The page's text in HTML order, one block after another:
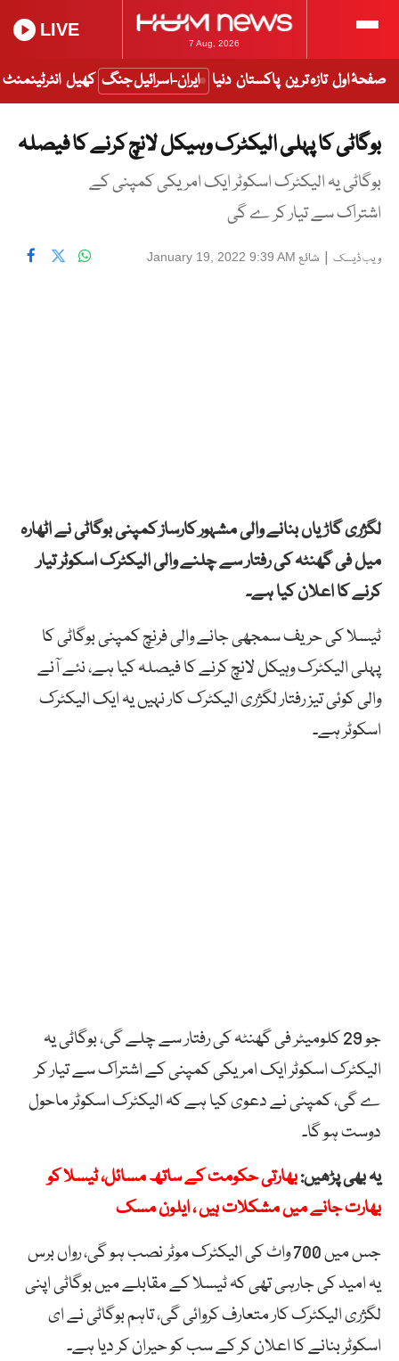
7 Aug, 2026
LIVE
صفحۂ اول تازہ ترین پاکستان دنیا ایران-اسرائیل جنگ کھیل انٹرٹینمنٹ
بوگاٹی کا پہلی الیکٹرک وہیکل لانچ کرنے کا فیصلہ
بوگاٹی یہ الیکٹرک اسکوٹر ایک امریکی کمپنی کے
اشتراک سے تیار کر ے گی
ویب ڈیسک | شائع January 19, 2022 9:39 AM
لگژریگاڑیاںبنانےوالیمشہورکارسازکمپنیبوگاٹینےاٹھارہ
میلفیگھنٹہکیرفتارسےچلنےوالیالیکٹرکاسکوٹرتیار
کرنےکااعلانکیاہے۔
ٹیسلاکیحریفسمجھیجانےوالیفرنچکمپنیبوگاٹیکا
پہلیالیکٹرکوہیکللانچکرنےکافیصلہ کیا ہے،نئےآنے
والیکوئیتیزرفتارلگژریالیکٹرککارنہیںیہایکالیکٹرک
اسکوٹرہے۔
جو کلومیٹرفیگھنٹہکیرفتارسےچلےگی،بوگاٹییہ
الیکٹرکاسکوٹرایکامریکیکمپنیکےاشتراکسےتیارکر
ےگی، کمپنی نے دعوی کیا ہے کہالیکٹرکاسکوٹرماحول
دوستہوگا۔
یہ بھی پڑھیں:بھارتی حکومت کے ساتھ مسائل، ٹیسلا کو
بھارت جانے میں مشکلات ہیں ، ایلون مسک
جسمیں واٹکیالیکٹرکموٹرنصبہوگی،رواںبرس
یہامیدکیجارہیتھیکہٹیسلاکےمقابلےمیںبوگاٹیاپنی
لگژریالیکٹرککارمتعارفکروائیگی،تاہمبوگاٹینےای
اسکوٹربنانےکااعلانکرکےسبکوحیرانکردیاہے۔